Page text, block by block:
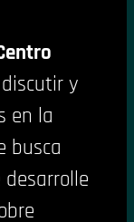
y
en la
busca